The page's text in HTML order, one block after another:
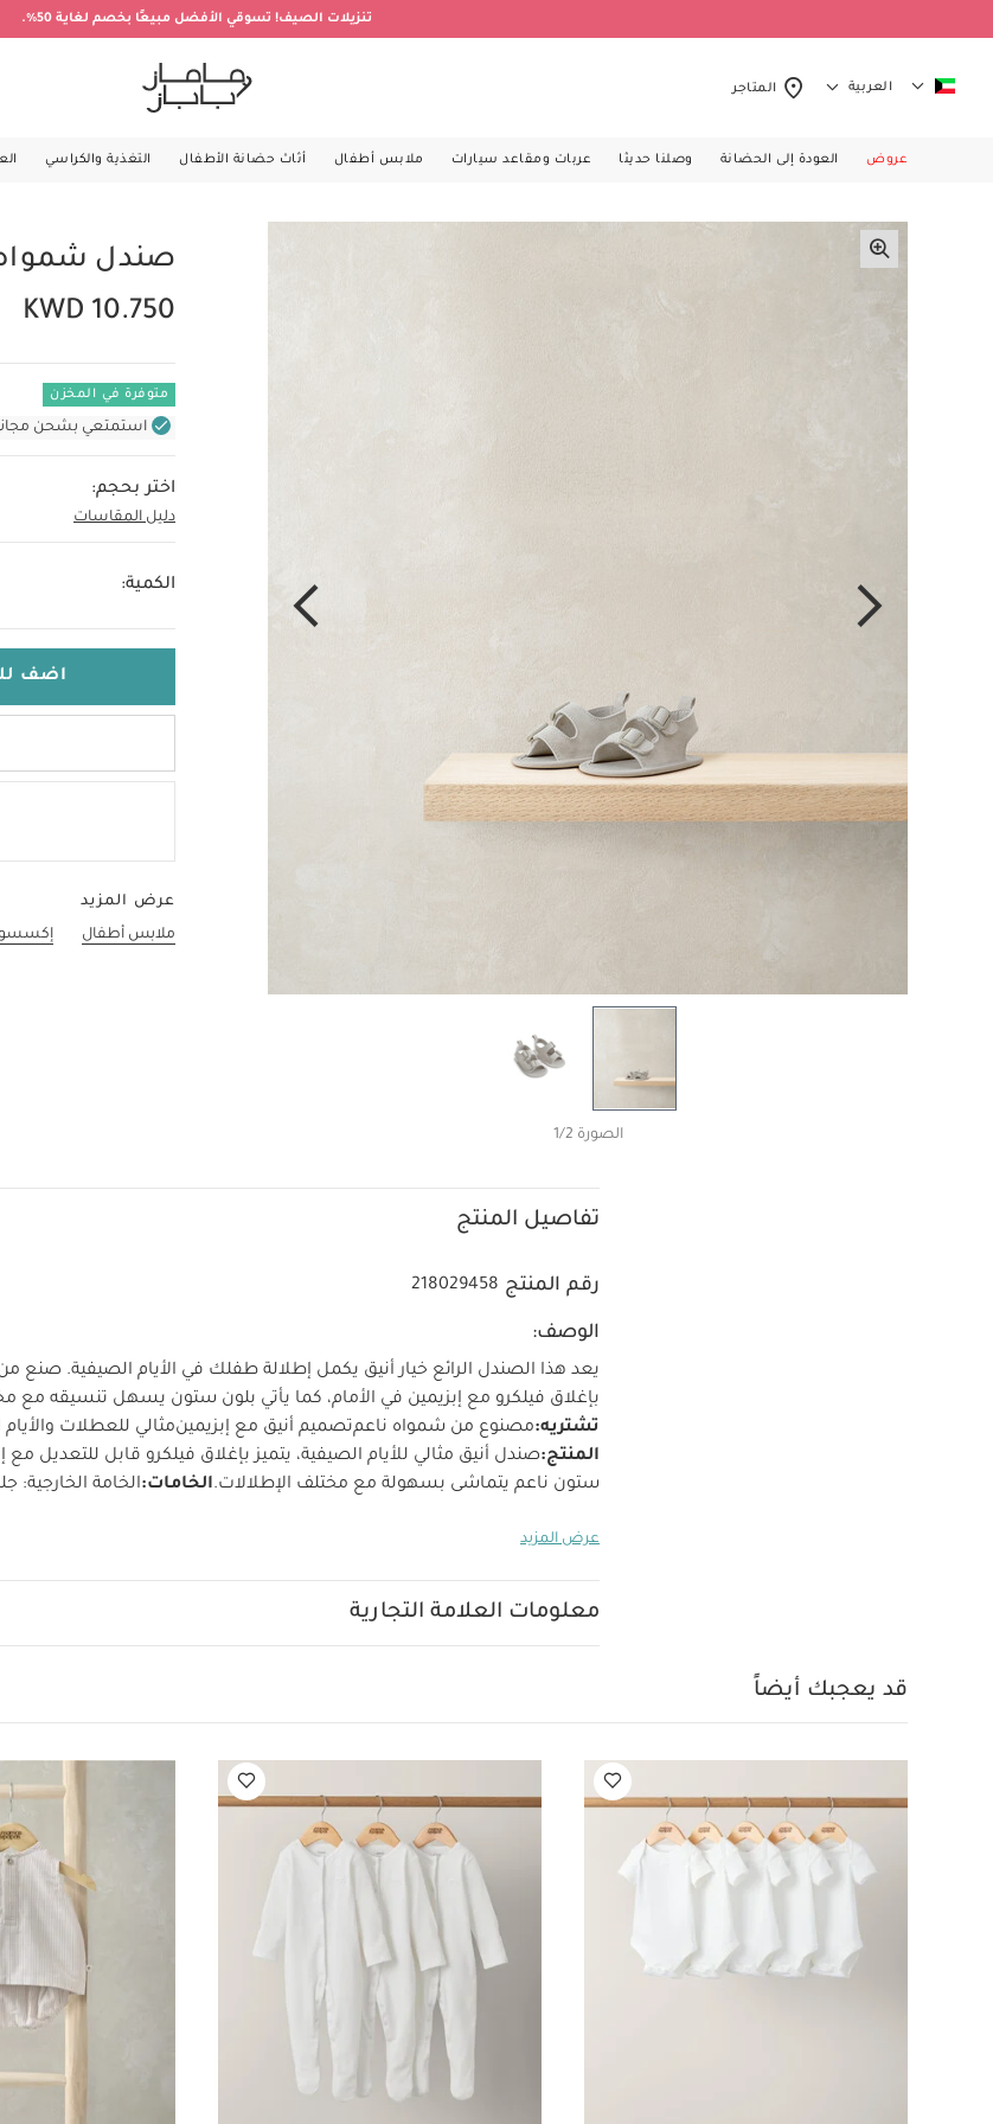
تنزيلات الصيف! تسوقي الأفضل مبيعًا بخصم لغاية 50%.
العربية المتاجر
عروض العودة إلى الحضانة وصلنا حديثا عربات ومقاعد سيارات ملابس أطفال أثاث حضانة الأطفال التغذية والكراسي
الصورة 1/2
صندل
KWD 10.750
متوفرة في المخزن
استمتعي بشحن مجاني
اختر بحجم:
دليل المقاسات
0-3 Months
الكمية:
اضف
عرض المزيد
ملابس أطفال
تفاصيل المنتج
رقم المنتج 218029458
الوصف:
يعد هذا الصندل الرائع خيار أنيق يكمل إطلالة طفلك في الأيام الصيفية. صنع
بإغلاق فيلكرو مع إبزيمين في الأمام، كما يأتي بلون ستون يسهل تنسيقه مع
تشتريه:مصنوع من شمواه ناعمتصميم أنيق مع إبزيمينمثالي للعطلات والأيام
المنتج:صندل أنيق مثالي للأيام الصيفية، يتميز بإغلاق فيلكرو قابل للتعديل مع
ستون ناعم يتماشى بسهولة مع مختلف الإطلالات.الخامات:الخامة الخارجية:
يكوىلا ينظف تنظيفًا جافًا
بلا أكمام وشورت بنقشة مخططة كتان
عرض المزيد
معلومات العلامة التجارية
قد يعجبك أيضاً